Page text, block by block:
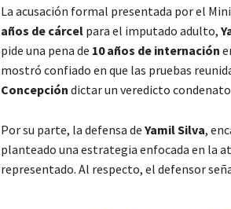
La acusación formal presentada por el
años de cárcelpara el imputado adulto,
pide una pena de 10 años de internación
mostró confiado en que las pruebas
Concepción dictar un veredicto
Por su parte, la defensa de Yamil Silva,
planteado una estrategia enfocada en la
representado. Al respecto, el defensor